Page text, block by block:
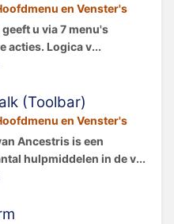
en Venster's
u via 7 menu's
acties. Logica v...
(Toolbar)
en Venster's
Ancestris is een
hulpmiddelen in de v...